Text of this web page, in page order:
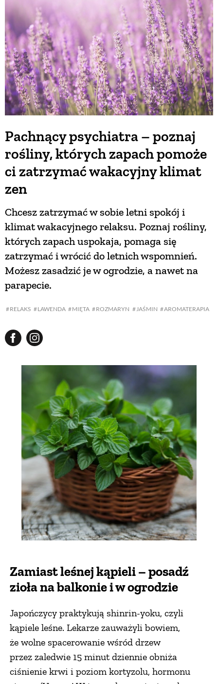
Pachnący psychiatra – poznaj
rośliny, których zapach pomoże
ci zatrzymać wakacyjny klimat
zen
RELAKS LAWENDA MIĘTA ROZMARYN JAŚMIN AROMATERAPIA
Chcesz zatrzymać w sobie letni spokój i
klimat wakacyjnego relaksu. Poznaj rośliny,
których zapach uspokaja, pomaga się
zatrzymać i wrócić do letnich wspomnień.
Możesz zasadzić je w ogrodzie, a nawet na
parapecie.
Zamiast leśnej kąpieli – posadź
zioła na balkonie i w ogrodzie
Japończycy praktykują shinrin-yoku, czyli
kąpiele leśne. Lekarze zauważyli bowiem,
że wolne spacerowanie wśród drzew
przez zaledwie 15 minut dziennie obniża
ciśnienie krwi i poziom kortyzolu, hormonu
BUDUJEMY DOM
OGRÓD
WARZYWA I OWOCE
PORADY
ZIELEŃ W DOMU
PROJEKTOWANIE OGRODU
NATURALNIE
URODA
NATURALNA APTECZKA
EKO ŻYCIE
PRZYRODA
ZWIERZĘTA DOMOWE
ZWIERZĘTA W NATURZE
GRZYBY
KRAJOBRAZ
RZEMIOSŁO
ZWYCZAJE
ZRÓB TO SAM
PRZEPISY